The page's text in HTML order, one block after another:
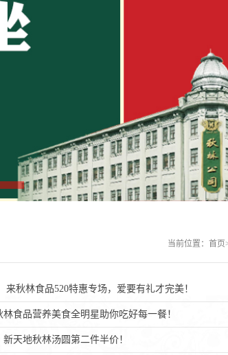
集团目前业务板块：黄金生产加工及批发；历经百年的秋林
团，历史悠久、
食品文化
哈尔滨秋林食品有限
食品厂，1900年由俄
奇?秋林创建，于2007
议决议公告
告内容不存在任何虚假记
高管人员
公司公告
当前位置： 首页
秋林食品520特惠专场，爱要有礼才完美！
食品营养美食全明星助你吃好每一餐！
天地秋林汤圆第二件半价！